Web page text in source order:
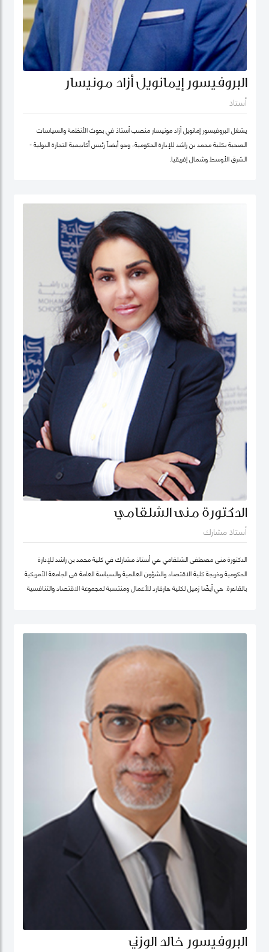
البروفيسور إيمانويل أزاد مونيسار
أستاذ
يشغل البروفيسور إمانويل أزاد مونيسار منصب أستاذ في بحوث الأنظمة والسياسات
الصحية بكلية محمد بن راشد للإدارة الحكومية، وهو أيضاً رئيس أكاديمية التجارة الدولية -
الشرق الأوسط وشمال إفريقيا.
الدكتورة منى الشلقامي
أستاذ مشارك
الدكتورة منى مصطفى الشلقامي هي أستاذ مشارك في كلية محمد بن راشد للإدارة
الحكومية وخريجة كلية الاقتصاد والشؤون العالمية والسياسة العامة في الجامعة الأمريكية
بالقاهرة. هي أيضًا زميل لكلية هارفارد للأعمال ومنتسبة لمجموعة الاقتصاد والتنافسية
وصناديق الثروة السيادية. نشرت أعمالها البحثية في دوريات علمية دولية في مجال الإدارة
والعلوم التطبيقية، مجلة الأعمال والاقتصاد؛ وجامعة كامبريدج. الدكتورة منى حاليًا عضو
في شبكة الخبراء الإقليمية التابعة لمنظمة الأغذية والزراعة ورئيستها ايضا. حصلت على
درجة الدكتوراه. من كلية الاقتصاد والعلوم السياسية بجامعة القاهرة، وشهادتي الماجستير
والبكالوريوس في الاقتصاد من الجامعة الأمريكية بالقاهرة.
البروفيسور خالد الوزني